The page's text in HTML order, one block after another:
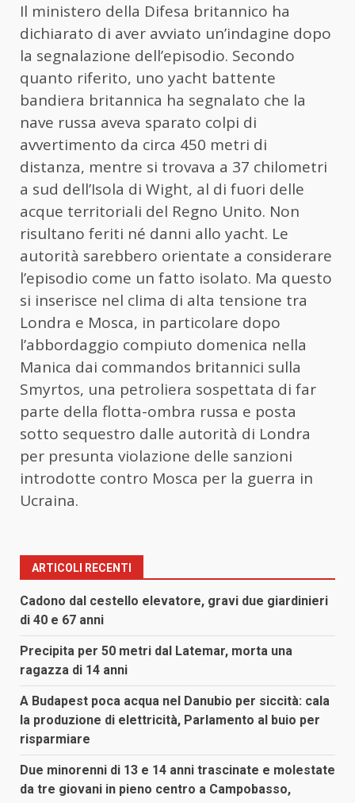
Il ministero della Difesa britannico ha
dichiarato di aver avviato un’indagine dopo
la segnalazione dell’episodio. Secondo
quanto riferito, uno yacht battente
bandiera britannica ha segnalato che la
nave russa aveva sparato colpi di
avvertimento da circa 450 metri di
distanza, mentre si trovava a 37 chilometri
a sud dell’Isola di Wight, al di fuori delle
acque territoriali del Regno Unito. Non
risultano feriti né danni allo yacht. Le
autorità sarebbero orientate a considerare
l’episodio come un fatto isolato. Ma questo
si inserisce nel clima di alta tensione tra
Londra e Mosca, in particolare dopo
l’abbordaggio compiuto domenica nella
Manica dai commandos britannici sulla
Smyrtos, una petroliera sospettata di far
parte della flotta-ombra russa e posta
sotto sequestro dalle autorità di Londra
per presunta violazione delle sanzioni
introdotte contro Mosca per la guerra in
Ucraina.
ARTICOLI RECENTI
Cadono dal cestello elevatore, gravi due giardinieri
di 40 e 67 anni
Precipita per 50 metri dal Latemar, morta una
ragazza di 14 anni
A Budapest poca acqua nel Danubio per siccità: cala
la produzione di elettricità, Parlamento al buio per
risparmiare
Due minorenni di 13 e 14 anni trascinate e molestate
da tre giovani in pieno centro a Campobasso,